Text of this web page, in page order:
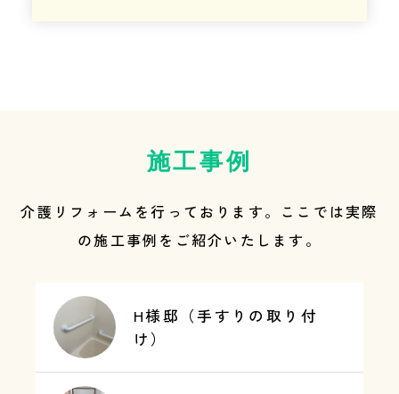
施工事例
介護リフォームを行っております。ここでは実際
の施工事例をご紹介いたします。
H様邸（手すりの取り付
け）